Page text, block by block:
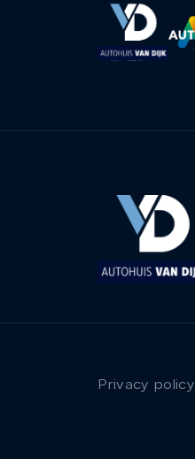
Privacy policy